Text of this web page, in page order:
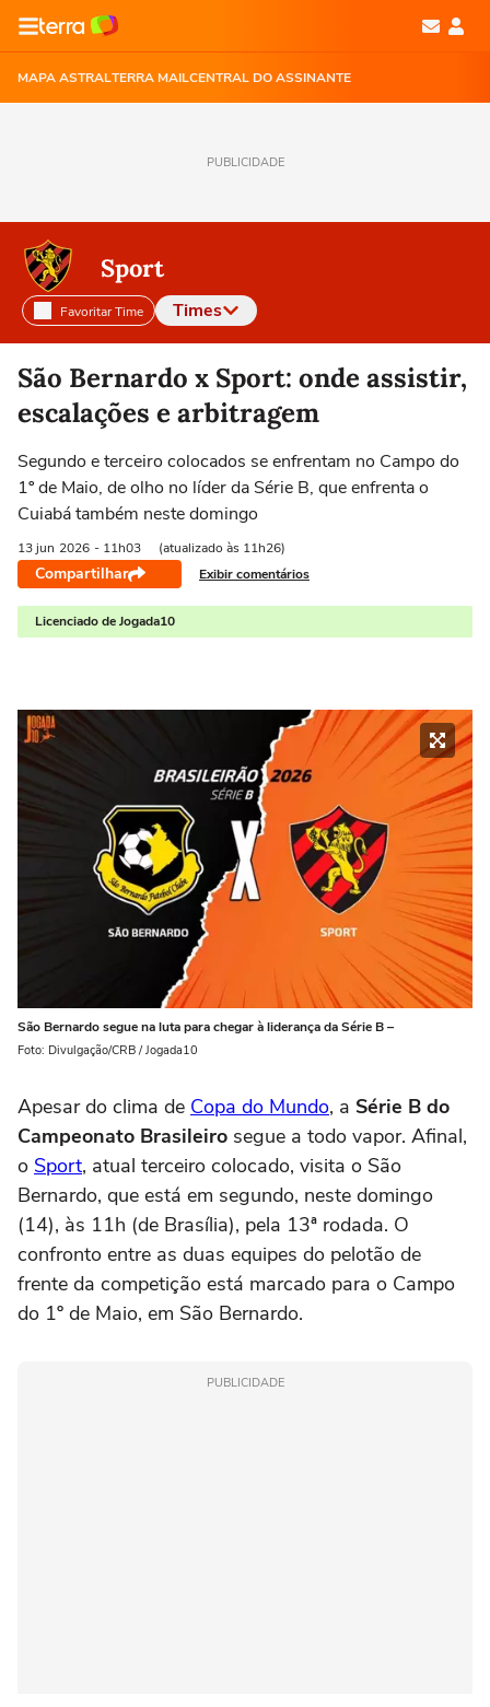
MAPA ASTRALTERRA MAILCENTRAL DO ASSINANTE
PUBLICIDADE
Sport
Favoritar Time Times
Selecione o time para ver as notícias
São Bernardo x Sport: onde assistir,
escalações e arbitragem
Segundo e terceiro colocados se enfrentam no Campo do
1º de Maio, de olho no líder da Série B, que enfrenta o
Cuiabá também neste domingo
13 jun 2026 - 11h03 (atualizado às 11h26)
Compartilhar Exibir comentários
Licenciado de Jogada10
São Bernardo segue na luta para chegar à liderança da Série B –
Foto: Divulgação/CRB / Jogada10
Apesar do clima de Copa do Mundo, a Série B do
Campeonato Brasileiro segue a todo vapor. Afinal,
o Sport, atual terceiro colocado, visita o São
Bernardo, que está em segundo, neste domingo
(14), às 11h (de Brasília), pela 13ª rodada. O
confronto entre as duas equipes do pelotão de
frente da competição está marcado para o Campo
do 1º de Maio, em São Bernardo.
PUBLICIDADE